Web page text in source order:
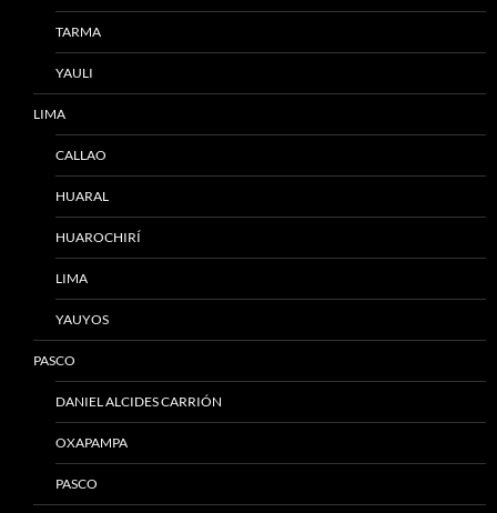
TARMA
YAULI
LIMA
CALLAO
HUARAL
HUAROCHIRÍ
LIMA
YAUYOS
PASCO
DANIEL ALCIDES CARRIÓN
OXAPAMPA
PASCO